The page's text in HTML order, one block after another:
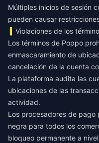
Múltiples inicios de sesión
pueden causar
Violaciones de los
Los términos de Poppo
enmascaramiento de
cancelación de la cuenta
La plataforma audita las
ubicaciones de las
actividad.
Los procesadores de pago
negra para todos los
bloqueo permanente a